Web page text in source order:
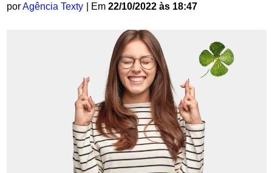
porAgência Texty | Em 22/10/2022 às 18:47